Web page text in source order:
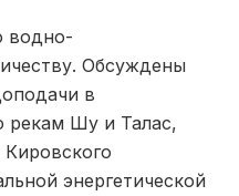
водно-
Обсуждены
в
рекам Шу и Талас,
Кировского
энергетической